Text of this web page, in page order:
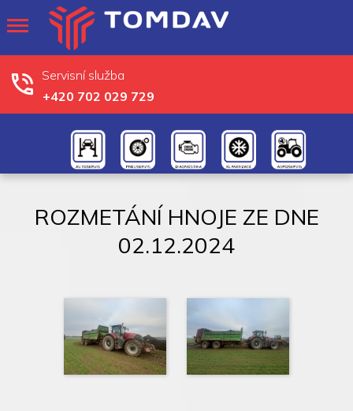
Servisní služba
+420 702 029 729
ROZMETÁNÍ HNOJE ZE DNE
02.12.2024